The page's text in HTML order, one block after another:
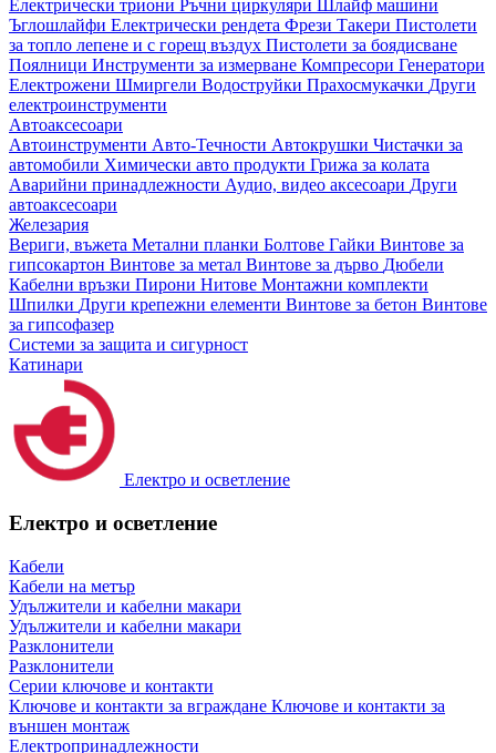
Електрически триони Ръчни циркуляри
Шлайф машини
Ъглошлайфи Електрически рендета Фрези Такери Пистолети
за топло лепене и с горещ въздух Пистолети за боядисване
Поялници Инструменти за измерване Компресори Генератори
Електрожени Шмиргели Водоструйки Прахосмукачки Други
електроинструменти
Автоаксесоари
Автоинструменти Авто-Течности Автокрушки Чистачки за
автомобили Химически авто продукти Грижа за колата
Аварийни принадлежности Аудио, видео аксесоари Други
автоаксесоари
Железария
Вериги, въжета Метални планки Болтове Гайки Винтове за
гипсокартон Винтове за метал Винтове за дърво Дюбели
Кабелни връзки Пирони Нитове Монтажни комплекти
Шпилки Други крепежни елементи Винтове за бетон Винтове
за гипсофазер
Системи за защита и сигурност
Катинари
Електро и осветление
Електро и осветление
Кабели
Кабели на метър
Удължители и кабелни макари
Удължители и кабелни макари
Разклонители
Разклонители
Серии ключове и контакти
Ключове и контакти за вграждане Ключове и контакти за
външен монтаж
Електропринадлежности